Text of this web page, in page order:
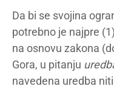
Da bi se svojina
potrebno je najpre
na osnovu zakona
Gora, u pitanju
navedena uredba